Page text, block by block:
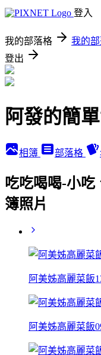
登入
我的部落格 我的
登出
阿發的簡
相簿 部落格
吃吃喝喝-小吃
簿照片
阿美姊高麗菜飯
阿美姊高麗菜飯